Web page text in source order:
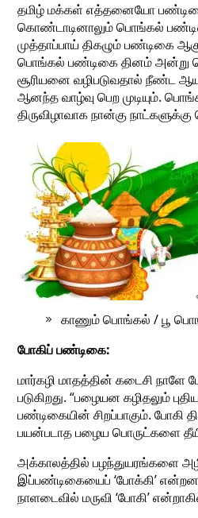
தமிழ் மக்கள் எத்தனையோ
கொண்டாடினாலும் பொங்கல்
முத்தாப்பாய் திகழும் பண்டிகை
பொங்கல் பண்டிகை தினம் அன்று
சூரியனை வழிபடுவதால் நீண்ட
ஆனந்த வாழ்வு பெற முடியும்.
திருவிழாவாக நான்கு
காணும் பொங்கல் / பூ
போகிப் பண்டிகை:
மார்கழி மாதத்தின் கடைசி
படுகிறது. “பழையன கழிதலும்
பண்டிகையின் சிறப்பாகும். போகி
பயன்படாத பழைய பொருட்களை
அக்காலத்தில் பழந்துயரங்களை
இப்பண்டிகையைப் ‘போக்கி’
நாளடைவில் மருவி ‘போகி’